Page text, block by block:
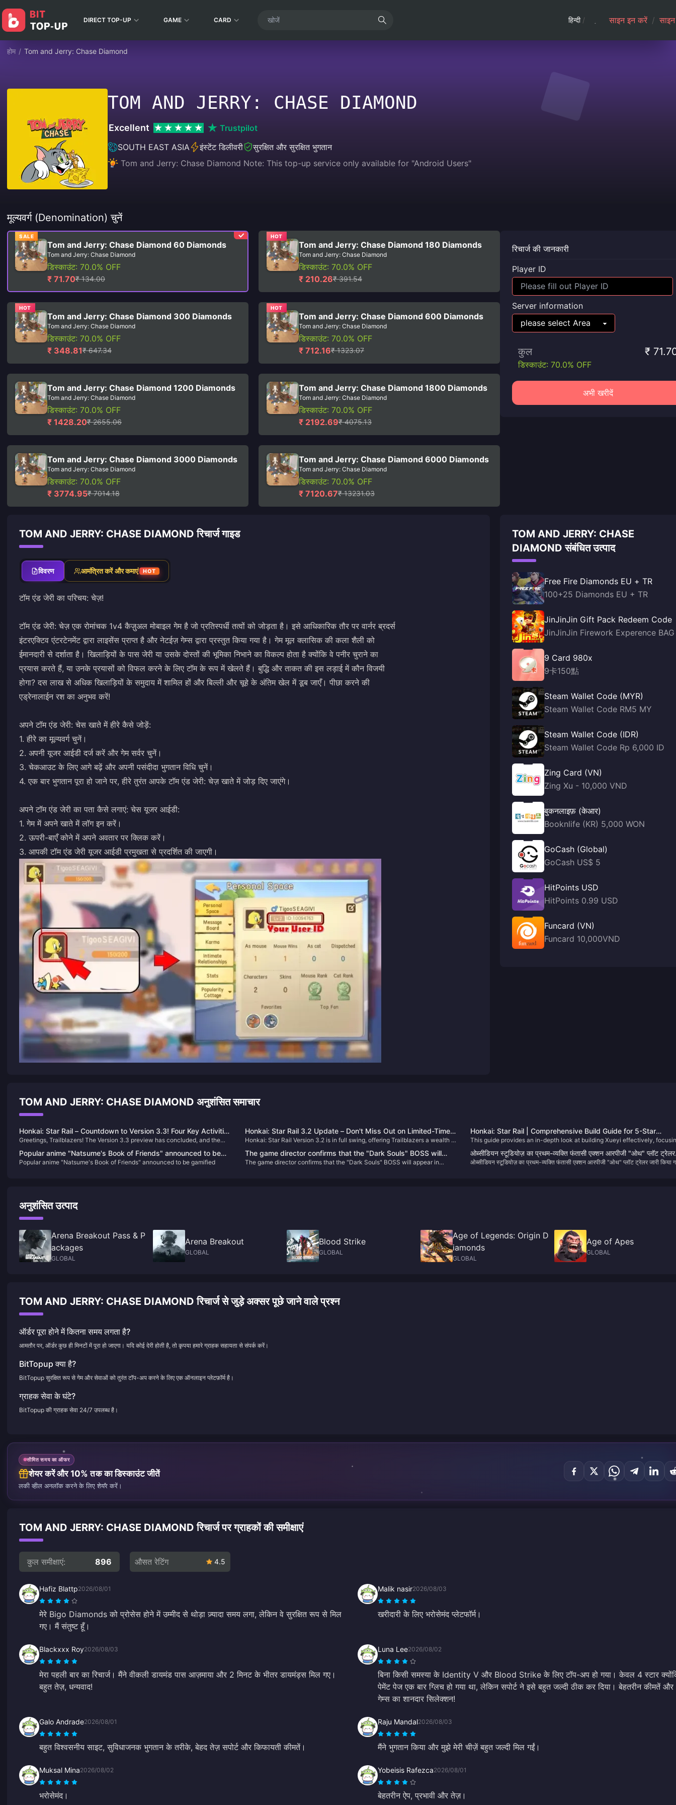
DIRECT TOP-UP GAME CARD हिन्दी / साइन इन करें /
होम / Tom and Jerry: Chase Diamond
TOM AND JERRY: CHASE DIAMOND
Excellent
Trustpilot
SOUTH EAST ASIA
इंस्टेंट डिलीवरी
सुरक्षित और सुरक्षित भुगतान
Tom and Jerry: Chase Diamond Note: This top-up service only available for "Android Users"
मूल्यवर्ग (Denomination) चुनें
SALE
Tom and Jerry: Chase Diamond 60 Diamonds
Tom and Jerry: Chase Diamond
डिस्काउंट: 70.0% OFF
₹ 71.70₹ 134.00
HOT
Tom and Jerry: Chase Diamond 180 Diamonds
Tom and Jerry: Chase Diamond
डिस्काउंट: 70.0% OFF
₹ 210.26₹ 391.54
HOT
Tom and Jerry: Chase Diamond 300 Diamonds
Tom and Jerry: Chase Diamond
डिस्काउंट: 70.0% OFF
₹ 348.81₹ 647.34
HOT
Tom and Jerry: Chase Diamond 600 Diamonds
Tom and Jerry: Chase Diamond
डिस्काउंट: 70.0% OFF
₹ 712.16₹ 1323.07
Tom and Jerry: Chase Diamond 1200 Diamonds
Tom and Jerry: Chase Diamond
डिस्काउंट: 70.0% OFF
₹ 1428.20₹ 2655.06
Tom and Jerry: Chase Diamond 1800 Diamonds
Tom and Jerry: Chase Diamond
डिस्काउंट: 70.0% OFF
₹ 2192.69₹ 4075.13
Tom and Jerry: Chase Diamond 3000 Diamonds
Tom and Jerry: Chase Diamond
डिस्काउंट: 70.0% OFF
₹ 3774.95₹ 7014.18
Tom and Jerry: Chase Diamond 6000 Diamonds
Tom and Jerry: Chase Diamond
डिस्काउंट: 70.0% OFF
₹ 7120.67₹ 13231.03
रिचार्ज की जानकारी
Player ID
Server information
कुल ₹
डिस्काउंट: 70.0% OFF
अभी खरीदें
TOM AND JERRY: CHASE DIAMOND रिचार्ज गाइड
विवरण आमंत्रित करें और कमाएं HOT
टॉम एंड जेरी का परिचय: चेज़!
टॉम एंड जेरी: चेज़ एक रोमांचक 1v4 कैज़ुअल मोबाइल गेम है जो प्रतिस्पर्धी तत्वों को जोड़ता है। इसे आधिकारिक तौर पर वार्नर ब्रदर्स
इंटरएक्टिव एंटरटेनमेंट द्वारा लाइसेंस प्राप्त है और नेटईज़ गेम्स द्वारा प्रस्तुत किया गया है। गेम मूल क्लासिक की कला शैली को
ईमानदारी से दर्शाता है। खिलाड़ियों के पास जेरी या उसके दोस्तों की भूमिका निभाने का विकल्प होता है क्योंकि वे पनीर चुराने का
प्रयास करते हैं, या उनके प्रयासों को विफल करने के लिए टॉम के रूप में खेलते हैं। बुद्धि और ताकत की इस लड़ाई में कौन विजयी
होगा? दस लाख से अधिक खिलाड़ियों के समुदाय में शामिल हों और बिल्ली और चूहे के अंतिम खेल में डूब जाएँ। पीछा करने की
एड्रेनालाईन रश का अनुभव करें!
अपने टॉम एंड जेरी: चेस खाते में हीरे कैसे जोड़ें:
1. हीरे का मूल्यवर्ग चुनें।
2. अपनी यूजर आईडी दर्ज करें और गेम सर्वर चुनें।
3. चेकआउट के लिए आगे बढ़ें और अपनी पसंदीदा भुगतान विधि चुनें।
4. एक बार भुगतान पूरा हो जाने पर, हीरे तुरंत आपके टॉम एंड जेरी: चेज़ खाते में जोड़ दिए जाएंगे।
अपने टॉम एंड जेरी का पता कैसे लगाएं: चेस यूजर आईडी:
1. गेम में अपने खाते में लॉग इन करें।
2. ऊपरी-बाएँ कोने में अपने अवतार पर क्लिक करें।
3. आपकी टॉम एंड जेरी यूजर आईडी प्रमुखता से प्रदर्शित की जाएगी।
TOM AND JERRY: CHASE
DIAMOND संबंधित उत्पाद
Free Fire Diamonds EU + TR
100+25 Diamonds EU + TR
JinJinJin Gift Pack Redeem Code
JinJinJin Firework Experence BAG
9 Card 980x
9卡150點
Steam Wallet Code (MYR)
Steam Wallet Code RM5 MY
Steam Wallet Code (IDR)
Steam Wallet Code Rp 6,000 ID
Zing Card (VN)
Zing Xu - 10,000 VND
बुकनलाइफ़ (केआर)
Booknlife (KR) 5,000 WON
GoCash (Global)
GoCash US$ 5
HitPoints USD
HitPoints 0.99 USD
Funcard (VN)
Funcard 10,000VND
TOM AND JERRY: CHASE DIAMOND अनुशंसित समाचार
Honkai: Star Rail – Countdown to Version 3.3! Four Key Activities
to Note & Anniversary Album Shipping Update
Greetings, Trailblazers! The Version 3.3 preview has concluded, and the
live, here are four important activities to keep in mind:
Honkai: Star Rail 3.2 Update – Don't Miss Out on Limited-Time
Stellar Jades and New Events!
Honkai: Star Rail Version 3.2 is in full swing, offering Trailblazers a wealth of
roster and experience the latest content!
Honkai: Star Rail | Comprehensive Build Guide for 5-Star
Character Xueyi
This guide provides an in-depth look at building Xueyi effectively,
on her Break Effect capabilities and Quantum damage potential.​
Popular anime "Natsume's Book of Friends" announced to be
gamified
Popular anime "Natsume's Book of Friends" announced to be gamified
The game director confirms that the "Dark Souls" BOSS will
appear in "Elden's Circle: Reign of Night"
The game director confirms that the "Dark Souls" BOSS will appear in
ओब्सीडियन स्टूडियोज़ का प्रथम-व्यक्ति फंतासी एक्शन आरपीजी "ओथ" प्लॉट ट्रेलर
जारी किया गया
ओब्सीडियन स्टूडियोज़ का प्रथम-व्यक्ति फंतासी एक्शन आरपीजी "ओथ" प्लॉट ट्रेलर जारी किया
अनुशंसित उत्पाद
Arena Breakout Pass & P
ackages
GLOBAL
Arena Breakout
GLOBAL
Blood Strike
GLOBAL
Age of Legends: Origin D
iamonds
GLOBAL
Age of Apes
GLOBAL
TOM AND JERRY: CHASE DIAMOND रिचार्ज से जुड़े अक्सर पूछे जाने वाले प्रश्न
ऑर्डर पूरा होने में कितना समय लगता है?
आमतौर पर, ऑर्डर कुछ ही मिनटों में पूरा हो जाएगा। यदि कोई देरी होती है, तो कृपया हमारे ग्राहक सहायता से संपर्क करें।
BitTopup क्या है?
BitTopup सुरक्षित रूप से गेम और सेवाओं को तुरंत टॉप-अप करने के लिए एक ऑनलाइन प्लेटफ़ॉर्म है।
ग्राहक सेवा के घंटे?
BitTopup की ग्राहक सेवा 24/7 उपलब्ध है।
सीमित समय का ऑफर
शेयर करें और 10% तक का डिस्काउंट जीतें
लकी व्हील अनलॉक करने के लिए शेयर करें।
TOM AND JERRY: CHASE DIAMOND रिचार्ज पर ग्राहकों की समीक्षाएं
कुल समीक्षाएं: 896 औसत रेटिंग 4.5
Hafiz Blattp2026/08/01
मेरे Bigo Diamonds को प्रोसेस होने में उम्मीद से थोड़ा ज़्यादा समय लगा, लेकिन वे सुरक्षित रूप से मिल
गए। मैं संतुष्ट हूँ।
Malik nasir2026/08/03
खरीदारी के लिए भरोसेमंद प्लेटफॉर्म।
Blackxxx Roy2026/08/03
मेरा पहली बार का रिचार्ज। मैंने वीकली डायमंड पास आज़माया और 2 मिनट के भीतर डायमंड्स मिल गए।
बहुत तेज़, धन्यवाद!
Luna Lee2026/08/02
बिना किसी समस्या के Identity V और Blood Strike के लिए टॉप-अप हो गया। केवल 4 स्टार
पेमेंट पेज एक बार ग्लिच हो गया था, लेकिन सपोर्ट ने इसे बहुत जल्दी ठीक कर दिया। बेहतरीन कीमतें और
गेम्स का शानदार सिलेक्शन!
Galo Andrade2026/08/01
बहुत विश्वसनीय साइट, सुविधाजनक भुगतान के तरीके, बेहद तेज़ सपोर्ट और किफायती कीमतें।
Raju Mandal2026/08/03
मैंने भुगतान किया और मुझे मेरी चीज़ें बहुत जल्दी मिल गईं।
Muksal Mina2026/08/02
भरोसेमंद।
Yobeisis Rafezca2026/08/01
बेहतरीन ऐप, प्रभावी और तेज़।